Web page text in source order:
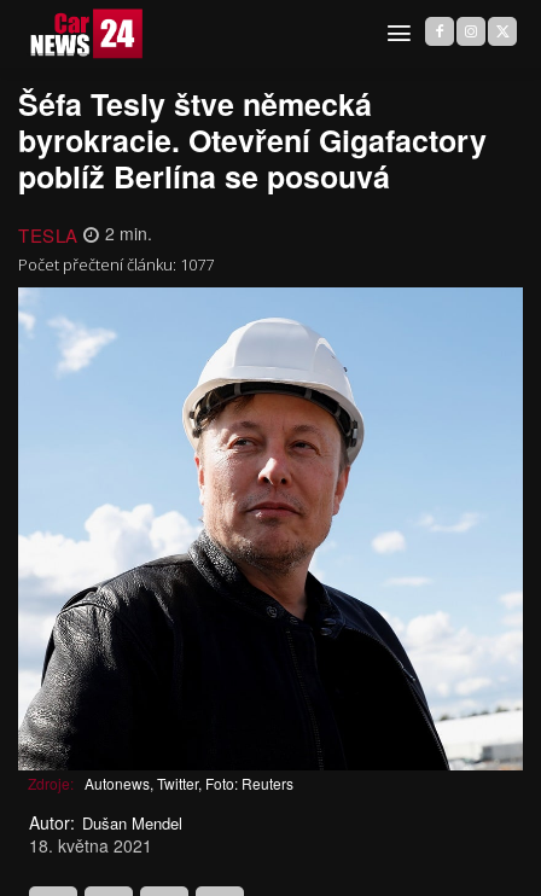
Šéfa Tesly štve německá
byrokracie. Otevření Gigafactory
poblíž Berlína se posouvá
TESLA 2 min.
Počet přečtení článku: 1077
Zdroje: Autonews, Twitter, Foto: Reuters
Autor: Dušan Mendel
18. května 2021